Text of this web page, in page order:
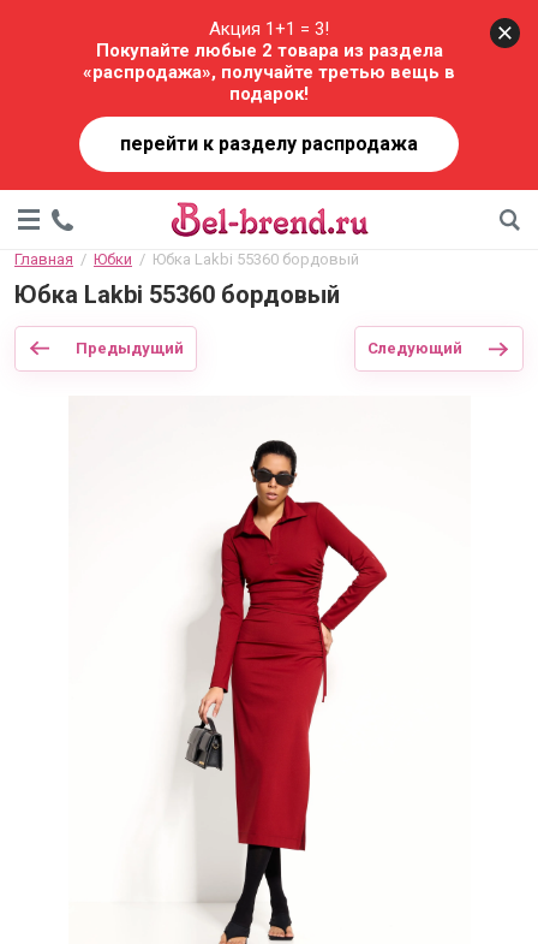
Акция 1+1 = 3!
Покупайте любые 2 товара из раздела
«распродажа», получайте третью вещь в
подарок!
перейти к разделу распродажа
Главная
  /
Юбки
  /  Юбка Lakbi 55360 бордовый
Юбка Lakbi 55360 бордовый
Предыдущий Следующий